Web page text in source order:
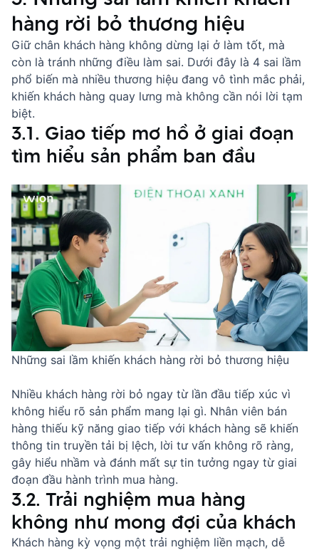
hàng rời bỏ thương hiệu
Giữ chân khách hàng không dừng lại ở làm tốt, mà
còn là tránh những điều làm sai. Dưới đây là 4 sai lầm
phổ biến mà nhiều thương hiệu đang vô tình mắc phải,
khiến khách hàng quay lưng mà không cần nói lời tạm
biệt.
3.1. Giao tiếp mơ hồ ở giai đoạn
tìm hiểu sản phẩm ban đầu
Những sai lầm khiến khách hàng rời bỏ thương hiệu
Nhiều khách hàng rời bỏ ngay từ lần đầu tiếp xúc vì
không hiểu rõ sản phẩm mang lại gì. Nhân viên bán
hàng thiếu kỹ năng giao tiếp với khách hàng sẽ khiến
thông tin truyền tải bị lệch, lời tư vấn không rõ ràng,
gây hiểu nhầm và đánh mất sự tin tưởng ngay từ giai
đoạn đầu hành trình mua hàng.
3.2. Trải nghiệm mua hàng
không như mong đợi của khách
Khách hàng kỳ vọng một trải nghiệm liền mạch, dễ